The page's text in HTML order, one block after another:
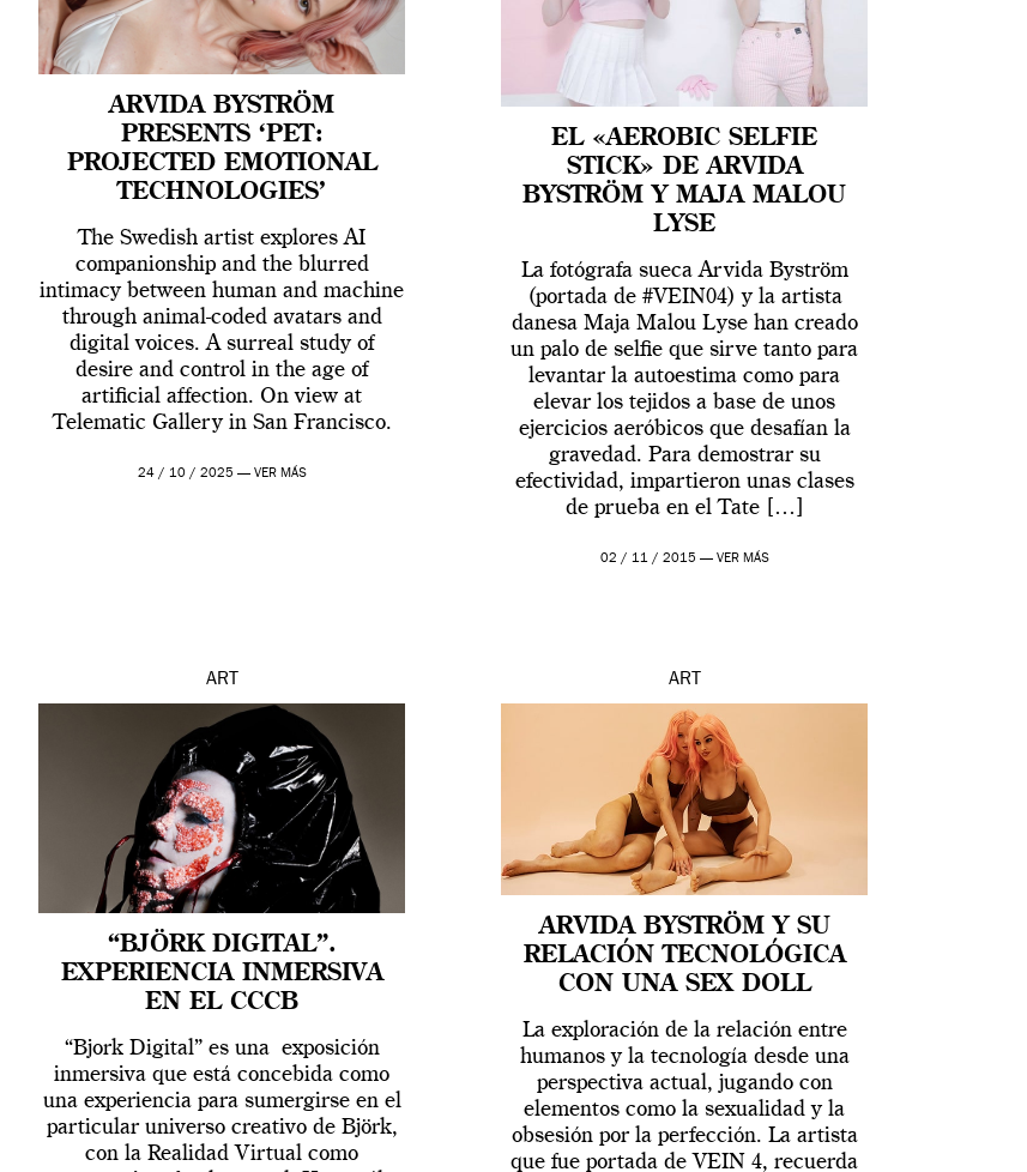
ARVIDA BYSTRÖM
PRESENTS ‘PET:
PROJECTED EMOTIONAL
TECHNOLOGIES’
The Swedish artist explores AI
companionship and the blurred
intimacy between human and machine
through animal-coded avatars and
digital voices. A surreal study of
desire and control in the age of
artificial affection. On view at
Telematic Gallery in San Francisco.
24 / 10 / 2025 — VER MÁS
EL «AEROBIC SELFIE
STICK» DE ARVIDA
BYSTRÖM Y MAJA MALOU
LYSE
La fotógrafa sueca Arvida Byström
(portada de #VEIN04) y la artista
danesa Maja Malou Lyse han creado
un palo de selfie que sirve tanto para
levantar la autoestima como para
elevar los tejidos a base de unos
ejercicios aeróbicos que desafían la
gravedad. Para demostrar su
efectividad, impartieron unas clases
de prueba en el Tate […]
02 / 11 / 2015 — VER MÁS
ART
“BJÖRK DIGITAL”.
EXPERIENCIA INMERSIVA
EN EL CCCB
“Bjork Digital” es una exposición
inmersiva que está concebida como
una experiencia para sumergirse en el
particular universo creativo de Björk,
con la Realidad Virtual como
ART
ARVIDA BYSTRÖM Y SU
RELACIÓN TECNOLÓGICA
CON UNA SEX DOLL
La exploración de la relación entre
humanos y la tecnología desde una
perspectiva actual, jugando con
elementos como la sexualidad y la
obsesión por la perfección. La artista
que fue portada de VEIN 4, recuerda